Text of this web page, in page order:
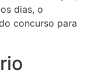
dias, o
concurso para